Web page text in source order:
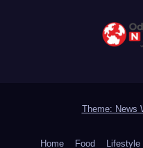
Theme: News
Home Food Lifestyle